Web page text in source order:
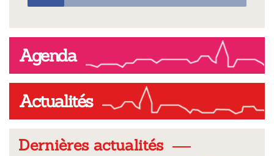
Agenda
Actualités
Dernières actualités